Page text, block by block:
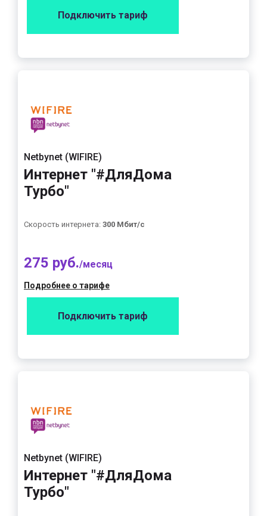
Подключить тариф
Netbynet (WIFIRE)
Интернет "#ДляДома
Турбо"
Скорость интернета: 300 Мбит/с
275 руб./месяц
Подробнее о тарифе
Подключить тариф
Netbynet (WIFIRE)
Интернет "#ДляДома
Турбо"